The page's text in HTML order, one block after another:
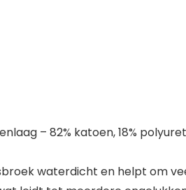
– 82% katoen, 18%
waterdicht en helpt om